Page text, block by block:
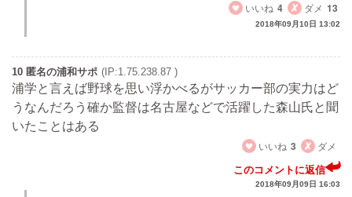
いいね 4 ダメ 13
2018年09月10日 13:02
10 匿名の浦和サポ (IP:1.75.238.87 )
浦学と言えば野球を思い浮かべるがサッカー部の実力はど
うなんだろう確か監督は名古屋などで活躍した森山氏と聞
いたことはある
いいね 3 ダメ
このコメントに返信
2018年09月09日 16:03